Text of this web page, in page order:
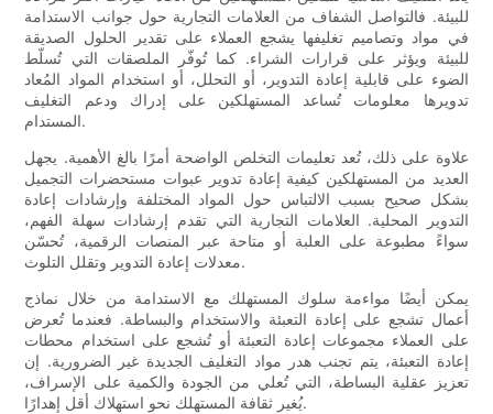
للبيئة. فالتواصل الشفاف من العلامات التجارية حول جوانب الاستدامة
في مواد وتصاميم تغليفها يشجع العملاء على تقدير الحلول الصديقة
للبيئة ويؤثر على قرارات الشراء. كما تُوفّر الملصقات التي تُسلّط
الضوء على قابلية إعادة التدوير، أو التحلل، أو استخدام المواد المُعاد
تدويرها معلومات تُساعد المستهلكين على إدراك ودعم التغليف
المستدام.
علاوة على ذلك، تُعد تعليمات التخلص الواضحة أمرًا بالغ الأهمية. يجهل
العديد من المستهلكين كيفية إعادة تدوير عبوات مستحضرات التجميل
بشكل صحيح بسبب الالتباس حول المواد المختلفة وإرشادات إعادة
التدوير المحلية. العلامات التجارية التي تقدم إرشادات سهلة الفهم،
سواءً مطبوعة على العلبة أو متاحة عبر المنصات الرقمية، تُحسّن
معدلات إعادة التدوير وتقلل التلوث.
يمكن أيضًا مواءمة سلوك المستهلك مع الاستدامة من خلال نماذج
أعمال تشجع على إعادة التعبئة والاستخدام والبساطة. فعندما تُعرض
على العملاء مجموعات إعادة التعبئة أو تُشجع على استخدام محطات
إعادة التعبئة، يتم تجنب هدر مواد التغليف الجديدة غير الضرورية. إن
تعزيز عقلية البساطة، التي تُعلي من الجودة والكمية على الإسراف،
يُغير ثقافة المستهلك نحو استهلاك أقل إهدارًا.